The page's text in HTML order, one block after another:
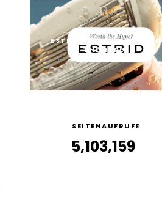
ESTRID RASIERER: WORTH
THE HYPE?
SEITENAUFRUFE
5,103,159